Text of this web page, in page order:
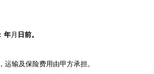
年月 日前。
运输及保险费用由甲方承担。